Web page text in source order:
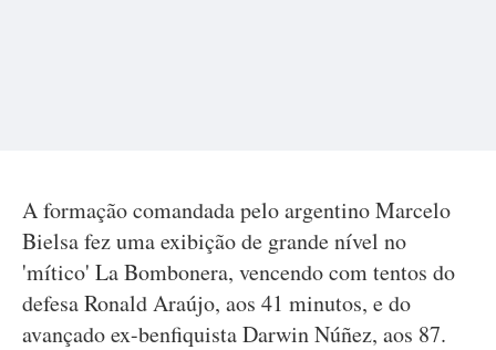
A formação comandada pelo argentino Marcelo
Bielsa fez uma exibição de grande nível no
'mítico' La Bombonera, vencendo com tentos do
defesa Ronald Araújo, aos 41 minutos, e do
avançado ex-benfiquista Darwin Núñez, aos 87.